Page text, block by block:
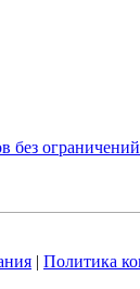
без ограничений
| Политика